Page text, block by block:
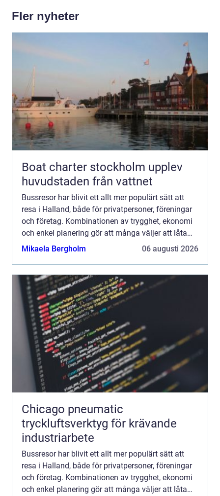
Fler nyheter
Boat charter stockholm upplev
huvudstaden från vattnet
Bussresor har blivit ett allt mer populärt sätt att
resa i Halland, både för privatpersoner, föreningar
och företag. Kombinationen av trygghet, ekonomi
och enkel planering gör att många väljer att låta
någon annan sköta körningen, medan de själva
Mikaela Bergholm 06 augusti 2026
Chicago pneumatic
tryckluftsverktyg för krävande
industriarbete
Bussresor har blivit ett allt mer populärt sätt att
resa i Halland, både för privatpersoner, föreningar
och företag. Kombinationen av trygghet, ekonomi
och enkel planering gör att många väljer att låta